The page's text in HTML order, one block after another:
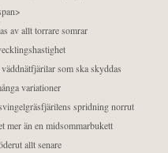
av allt torrare somrar
som ska skyddas
variationer
spridning norrut
mer än en midsommarbukett
allt senare